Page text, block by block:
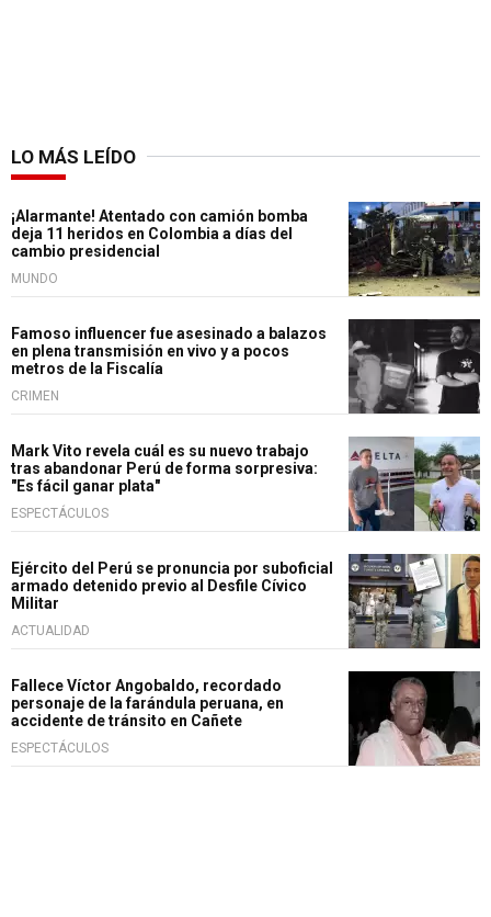
LO MÁS LEÍDO
¡Alarmante! Atentado con camión bomba
deja 11 heridos en Colombia a días del
cambio presidencial
MUNDO
Famoso influencer fue asesinado a balazos
en plena transmisión en vivo y a pocos
metros de la Fiscalía
CRIMEN
Mark Vito revela cuál es su nuevo trabajo
tras abandonar Perú de forma sorpresiva:
"Es fácil ganar plata"
ESPECTÁCULOS
Ejército del Perú se pronuncia por suboficial
armado detenido previo al Desfile Cívico
Militar
ACTUALIDAD
Fallece Víctor Angobaldo, recordado
personaje de la farándula peruana, en
accidente de tránsito en Cañete
ESPECTÁCULOS